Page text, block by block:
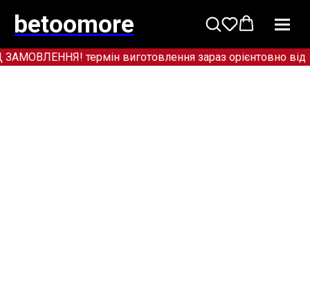
betoomore
термін виготовлення зараз орієнтовно від